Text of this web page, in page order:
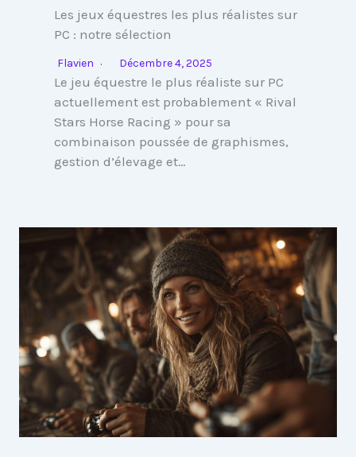
Les jeux équestres les plus réalistes sur
PC : notre sélection
Flavien Décembre 4, 2025
Le jeu équestre le plus réaliste sur PC
actuellement est probablement « Rival
Stars Horse Racing » pour sa
combinaison poussée de graphismes,
gestion d’élevage et…